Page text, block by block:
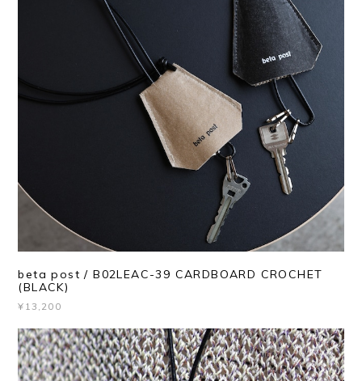
beta post / B02LEAC-39 CARDBOARD CROCHET
(BLACK)
¥13,200